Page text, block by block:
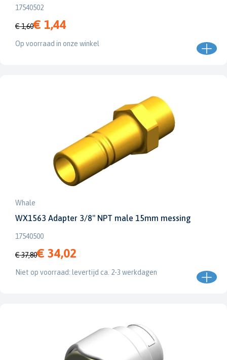
17540502
€ 1,60€ 1,44
Op voorraad in onze winkel
Whale
WX1563 Adapter 3/8" NPT male 15mm messing
17540500
€ 37,80€ 34,02
Niet op voorraad: levertijd ca. 2-3 werkdagen